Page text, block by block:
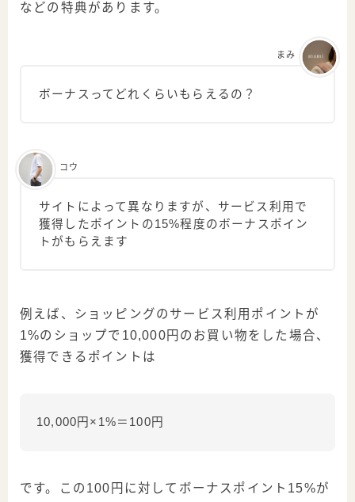
などの特典があります。
ボーナスってどれくらいもらえるの？
まみ
サイトによって異なりますが、サービス利用で
獲得したポイントの15%程度のボーナスポイン
トがもらえます
コウ
例えば、ショッピングのサービス利用ポイントが
1%のショップで10,000円のお買い物をした場合、
獲得できるポイントは
10,000円×1%＝100円
です。この100円に対してボーナスポイント15%が